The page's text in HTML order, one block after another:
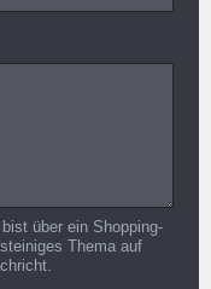
über ein Shopping-
Thema auf